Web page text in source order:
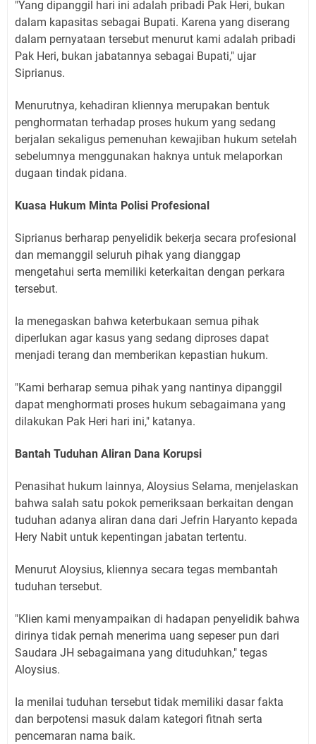
"Yang dipanggil hari ini adalah pribadi Pak Heri, bukan
dalam kapasitas sebagai Bupati. Karena yang diserang
dalam pernyataan tersebut menurut kami adalah pribadi
Pak Heri, bukan jabatannya sebagai Bupati," ujar
Siprianus.
Menurutnya, kehadiran kliennya merupakan bentuk
penghormatan terhadap proses hukum yang sedang
berjalan sekaligus pemenuhan kewajiban hukum setelah
sebelumnya menggunakan haknya untuk melaporkan
dugaan tindak pidana.
Kuasa Hukum Minta Polisi Profesional
Siprianus berharap penyelidik bekerja secara profesional
dan memanggil seluruh pihak yang dianggap
mengetahui serta memiliki keterkaitan dengan perkara
tersebut.
Ia menegaskan bahwa keterbukaan semua pihak
diperlukan agar kasus yang sedang diproses dapat
menjadi terang dan memberikan kepastian hukum.
"Kami berharap semua pihak yang nantinya dipanggil
dapat menghormati proses hukum sebagaimana yang
dilakukan Pak Heri hari ini," katanya.
Bantah Tuduhan Aliran Dana Korupsi
Penasihat hukum lainnya, Aloysius Selama, menjelaskan
bahwa salah satu pokok pemeriksaan berkaitan dengan
tuduhan adanya aliran dana dari Jefrin Haryanto kepada
Hery Nabit untuk kepentingan jabatan tertentu.
Menurut Aloysius, kliennya secara tegas membantah
tuduhan tersebut.
"Klien kami menyampaikan di hadapan penyelidik bahwa
dirinya tidak pernah menerima uang sepeser pun dari
Saudara JH sebagaimana yang dituduhkan," tegas
Aloysius.
Ia menilai tuduhan tersebut tidak memiliki dasar fakta
dan berpotensi masuk dalam kategori fitnah serta
pencemaran nama baik.